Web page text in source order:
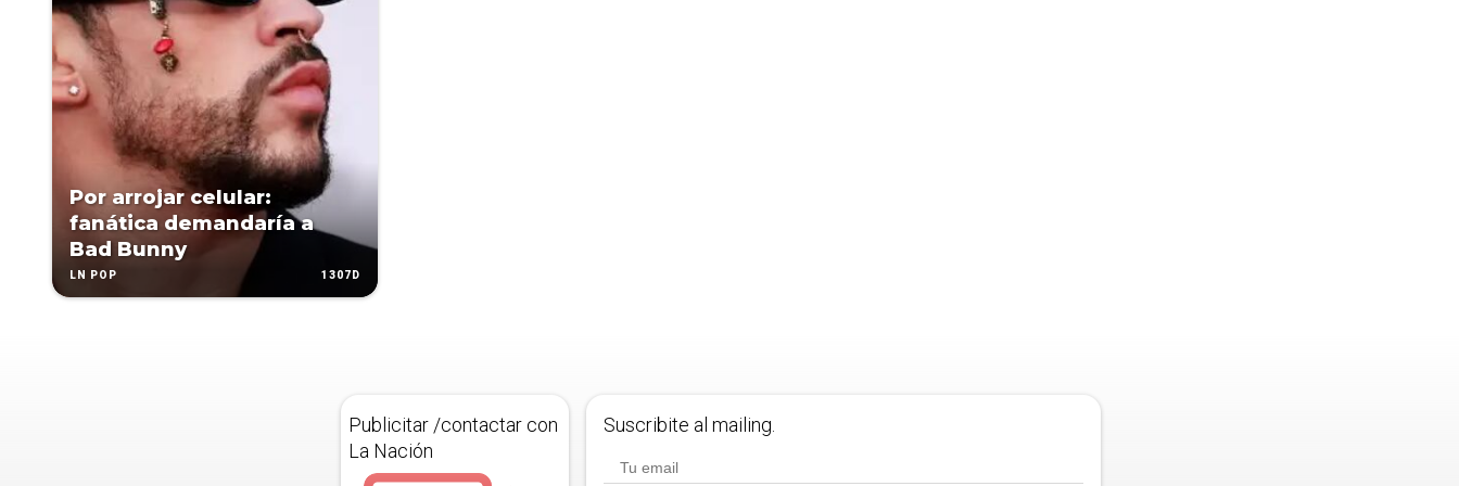
Por arrojar celular:
fanática demandaría a
Bad Bunny
LN POP 1307D
Publicitar /contactar con
La Nación
Suscribite al mailing.